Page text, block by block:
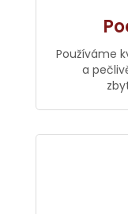
Používáme
a